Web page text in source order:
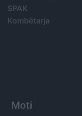
SPAK
Kombëtarja
Moti